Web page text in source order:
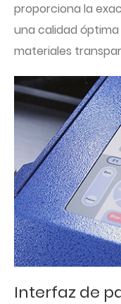
proporciona la
una calidad
materiales
Interfaz de